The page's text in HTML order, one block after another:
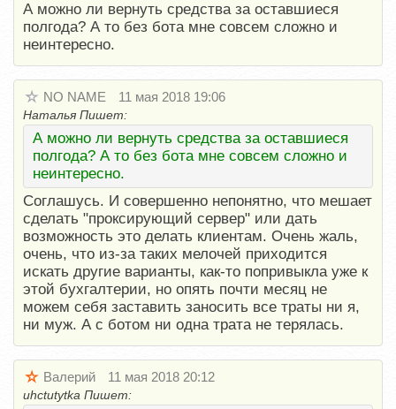
А можно ли вернуть средства за оставшиеся
полгода? А то без бота мне совсем сложно и
неинтересно.
NO NAME 11 мая 2018 19:06
Наталья Пишет:
А можно ли вернуть средства за оставшиеся
полгода? А то без бота мне совсем сложно и
неинтересно.
Соглашусь. И совершенно непонятно, что мешает
сделать "проксирующий сервер" или дать
возможность это делать клиентам. Очень жаль,
очень, что из-за таких мелочей приходится
искать другие варианты, как-то попривыкла уже к
этой бухгалтерии, но опять почти месяц не
можем себя заставить заносить все траты ни я,
ни муж. А с ботом ни одна трата не терялась.
Валерий 11 мая 2018 20:12
uhctutytka Пишет: